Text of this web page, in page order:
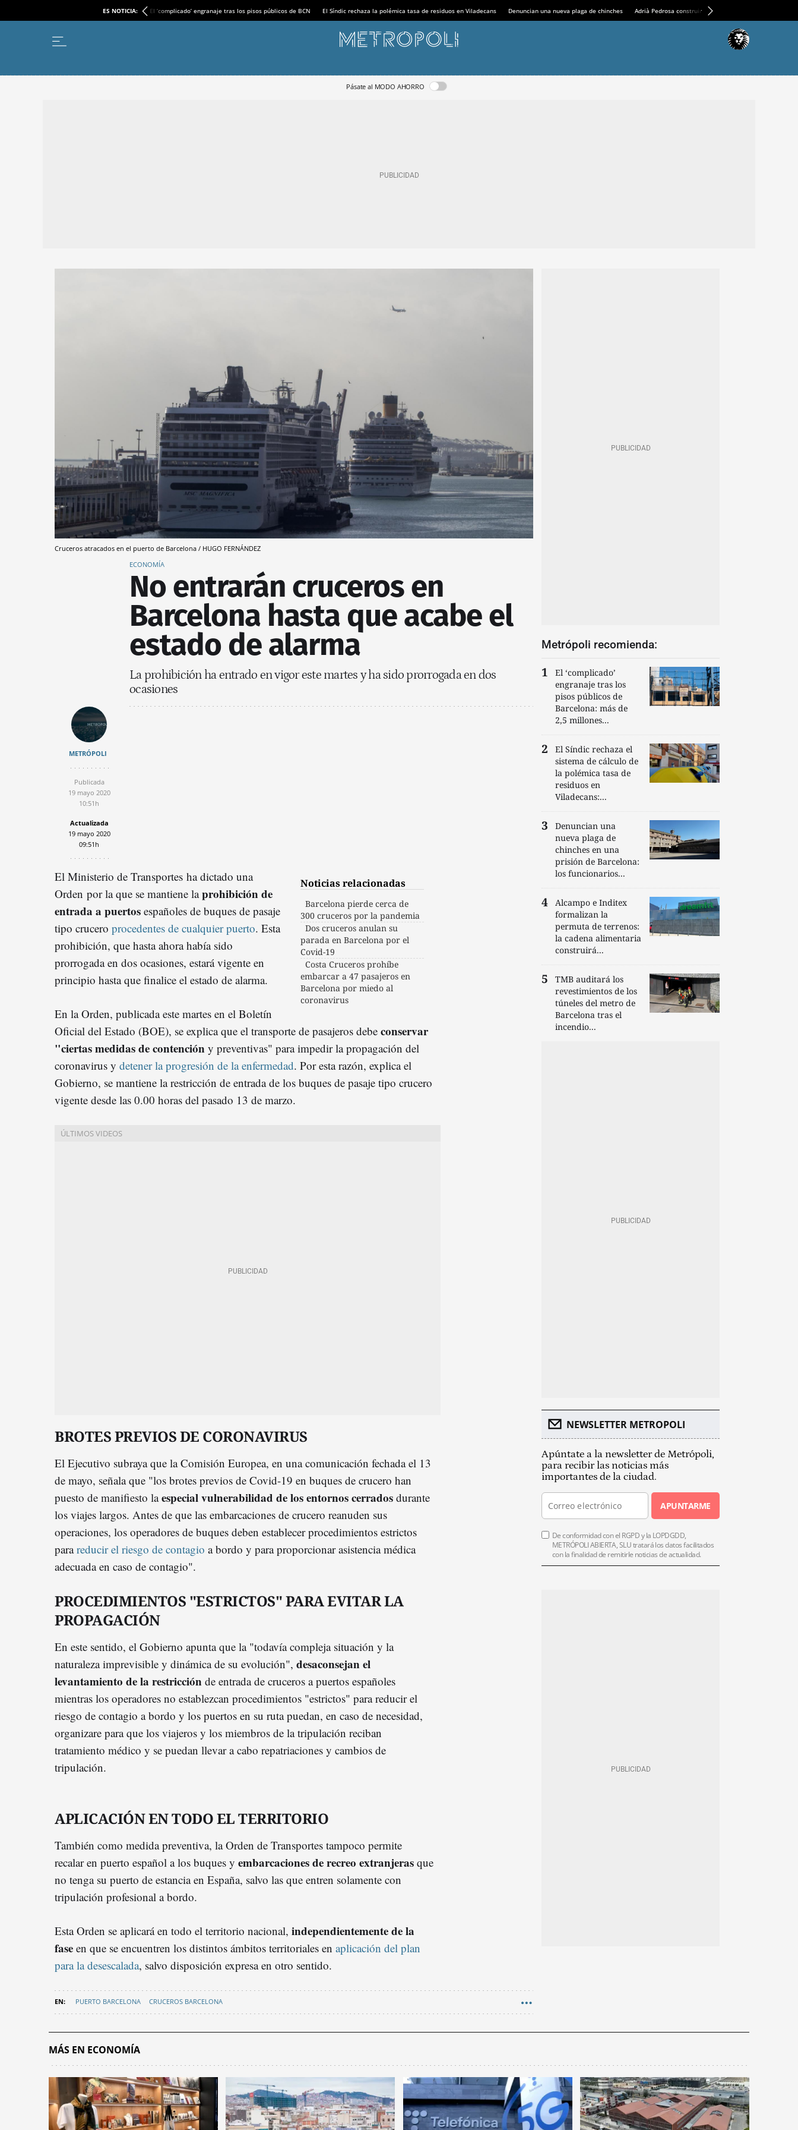
ES NOTICIA: El ‘complicado’ engranaje tras los pisos públicos de BCN El Síndic rechaza la polémica tasa de residuos en Viladecans Denuncian una nueva plaga de chinches Adrià Pedrosa construirá la nueva residencia en el
Pásate al MODO AHORRO
Cruceros atracados en el puerto de Barcelona / HUGO FERNÁNDEZ
ECONOMÍA
No entrarán cruceros en
Barcelona hasta que acabe el
estado de alarma
La prohibición ha entrado en vigor este martes y ha sido prorrogada en dos
ocasiones
METRÓPOLI
Publicada
19 mayo 2020
10:51h
Actualizada
19 mayo 2020
09:51h
Noticias relacionadas
Barcelona pierde cerca de
300 cruceros por la pandemia
Dos cruceros anulan su
parada en Barcelona por el
Covid-19
Costa Cruceros prohíbe
embarcar a 47 pasajeros en
Barcelona por miedo al
coronavirus
El Ministerio de Transportes ha dictado una
Orden por la que se mantiene laprohibición de
entrada a puertos españoles de buques de pasaje
tipo crucero procedentes de cualquier puerto. Esta
prohibición, que hasta ahora había sido
prorrogada en dos ocasiones, estará vigente en
principio hasta que finalice el estado de alarma.
En la Orden, publicada este martes en el Boletín
Oficial del Estado (BOE), se explica que el transporte de pasajeros debe conservar
"ciertas medidas de contención y preventivas" para impedir la propagación del
coronavirus y detener la progresión de la enfermedad. Por esta razón, explica el
Gobierno, se mantiene la restricción de entrada de los buques de pasaje tipo crucero
vigente desde las 0.00 horas del pasado 13 de marzo.
BROTES PREVIOS DE CORONAVIRUS
El Ejecutivo subraya que la Comisión Europea, en una comunicación fechada el 13
de mayo, señala que "los brotes previos de Covid-19 en buques de crucero han
puesto de manifiesto laespecial vulnerabilidad de los entornos cerrados durante
los viajes largos. Antes de que las embarcaciones de crucero reanuden sus
operaciones, los operadores de buques deben establecer procedimientos estrictos
parareducir el riesgo de contagio a bordo y para proporcionar asistencia médica
adecuada en caso de contagio".
PROCEDIMIENTOS "ESTRICTOS" PARA EVITAR LA
PROPAGACIÓN
En este sentido, el Gobierno apunta que la "todavía compleja situación y la
naturaleza imprevisible y dinámica de su evolución", desaconsejan el
levantamiento de la restricción de entrada de cruceros a puertos españoles
mientras los operadores no establezcan procedimientos "estrictos" para reducir el
riesgo de contagio a bordo y los puertos en su ruta puedan, en caso de necesidad,
organizare para que los viajeros y los miembros de la tripulación reciban
tratamiento médico y se puedan llevar a cabo repatriaciones y cambios de
tripulación.
APLICACIÓN EN TODO EL TERRITORIO
También como medida preventiva, la Orden de Transportes tampoco permite
recalar en puerto español a los buques y embarcaciones de recreo extranjeras que
no tenga su puerto de estancia en España, salvo las que entren solamente con
tripulación profesional a bordo.
Esta Orden se aplicará en todo el territorio nacional, independientemente de la
fase en que se encuentren los distintos ámbitos territoriales en aplicación del plan
para la desescalada, salvo disposición expresa en otro sentido.
PUERTO BARCELONA CRUCEROS BARCELONA
Metrópoli recomienda:
El ‘complicado’
engranaje tras los
pisos públicos de
Barcelona: más de
2,5 millones...
El Síndic rechaza el
sistema de cálculo de
la polémica tasa de
residuos en
Viladecans:...
Denuncian una
nueva plaga de
chinches en una
prisión de Barcelona:
los funcionarios...
Alcampo e Inditex
formalizan la
permuta de terrenos:
la cadena alimentaria
construirá...
TMB auditará los
revestimientos de los
túneles del metro de
Barcelona tras el
incendio...
NEWSLETTER METROPOLI
Apúntate a la newsletter de Metrópoli,
para recibir las noticias más
importantes de la ciudad.
APUNTARME
De conformidad con el RGPD y la LOPDGDD,
METRÓPOLI ABIERTA, SLU tratará los datos facilitados
con la finalidad de remitirle noticias de actualidad.
MÁS EN ECONOMÍA